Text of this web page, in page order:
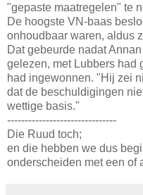
"gepaste maatregelen" te
De hoogste VN-baas
onhoudbaar waren, aldus
Dat gebeurde nadat
gelezen, met Lubbers had
had ingewonnen. "Hij zei
dat de beschuldigingen
wettige basis."
-------------------------------
Die Ruud toch;
en die hebben we dus
onderscheiden met een of